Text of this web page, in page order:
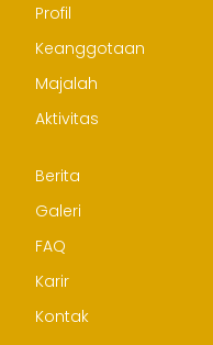
Profil
Keanggotaan
Majalah
Aktivitas
Berita
Galeri
FAQ
Karir
Kontak